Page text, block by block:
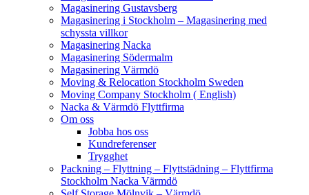
Magasinering Gustavsberg
Magasinering i Stockholm – Magasinering med
schyssta villkor
Magasinering Nacka
Magasinering Södermalm
Magasinering Värmdö
Moving & Relocation Stockholm Sweden
Moving Company Stockholm ( English)
Nacka & Värmdö Flyttfirma
Om oss
Jobba hos oss
Kundreferenser
Trygghet
Packning – Flyttning – Flyttstädning – Flyttfirma
Stockholm Nacka Värmdö